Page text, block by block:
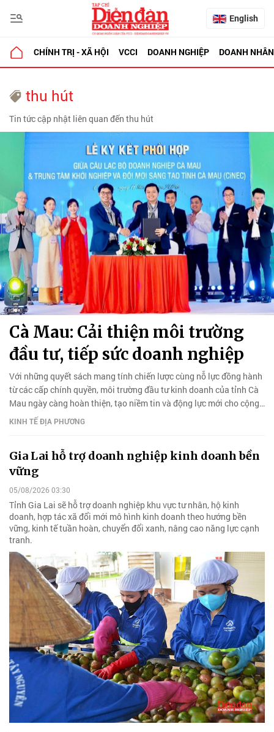
English
CHÍNH TRỊ - XÃ HỘI VCCI DOANH NGHIỆP DOANH NHÂN
thu hút
Tin tức cập nhật liên quan đến thu hút
Cà Mau: Cải thiện môi trường
đầu tư, tiếp sức doanh nghiệp
Với những quyết sách mang tính chiến lược cùng nỗ lực đồng hành
từ các cấp chính quyền, môi trường đầu tư kinh doanh của tỉnh Cà
Mau ngày càng hoàn thiện, tạo niềm tin và động lực mới cho cộng
đồng doanh nghiệp bứt phá, tăng trưởng.
KINH TẾ ĐỊA PHƯƠNG
Gia Lai hỗ trợ doanh nghiệp kinh doanh bền
vững
05/08/2026 03:30
Tỉnh Gia Lai sẽ hỗ trợ doanh nghiệp khu vực tư nhân, hộ kinh
doanh, hợp tác xã đổi mới mô hình kinh doanh theo hướng bền
vững, kinh tế tuần hoàn, chuyển đổi xanh, nâng cao năng lực cạnh
tranh.